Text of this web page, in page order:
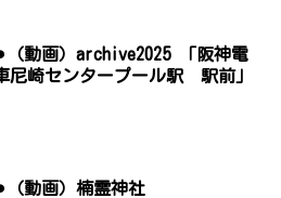
「ピクチャー ...
（動画）archive2025 「阪神電
尼崎センタープール駅 駅前」
（動画）楠霊神社